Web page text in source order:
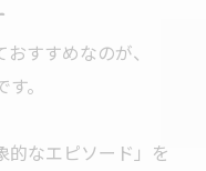
すすめなのが、
。
的なエピソード」を